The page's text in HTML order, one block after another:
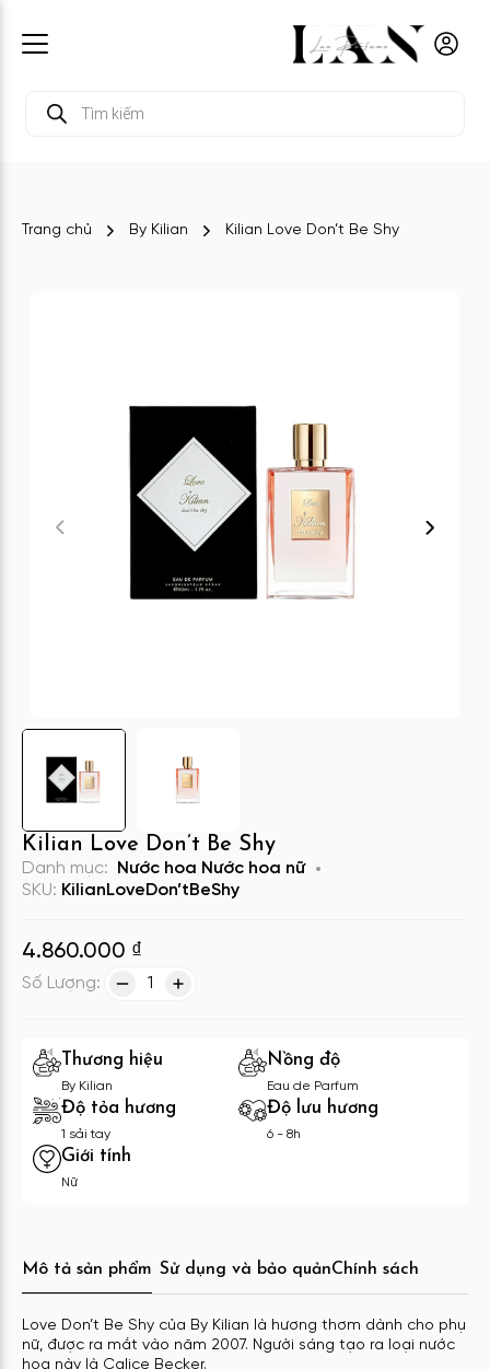
kiếm
Trang chủ By Kilian Kilian Love Don’t Be Shy
Kilian Love Don’t Be Shy
Danh mục: Nước hoa Nước hoa nữ
SKU: KilianLoveDon’tBeShy
4.860.000 ₫
Số Lượng: 1
Thương hiệu
By Kilian
Nồng độ
Eau de Parfum
Độ tỏa hương
1 sải tay
Độ lưu hương
6 - 8h
Giới tính
Nữ
Mô tả sản phẩm Sử dụng và bảo quảnChính sách
Love Don’t Be Shy của By Kilian là hương thơm dành cho phụ
nữ, được ra mắt vào năm 2007. Người sáng tạo ra loại nước
hoa này là Calice Becker.